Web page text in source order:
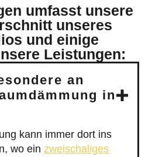
umfasst unsere
unseres
und einige
Leistungen:
an
in
kann immer dort ins
wo ein zweischaliges